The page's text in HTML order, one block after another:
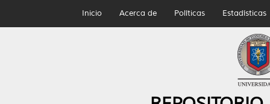
Inicio Acerca de Políticas Estadísticas